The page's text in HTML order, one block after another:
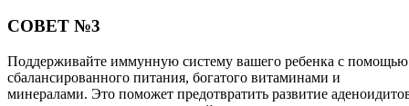
СОВЕТ №3
Поддерживайте иммунную систему вашего ребенка с помощью
сбалансированного питания, богатого витаминами и
минералами. Это поможет предотвратить развитие